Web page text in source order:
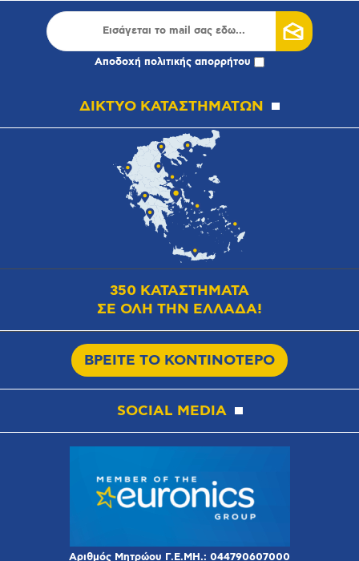
Αποδοχή πολιτικής απορρήτου
ΔΙΚΤΥΟ ΚΑΤΑΣΤΗΜΑΤΩΝ
350 ΚΑΤΑΣΤΗΜΑΤΑ
ΣΕ ΟΛΗ ΤΗΝ ΕΛΛΑΔΑ!
ΒΡΕΙΤΕ ΤΟ ΚΟΝΤΙΝΟΤΕΡΟ
SOCIAL MEDIA